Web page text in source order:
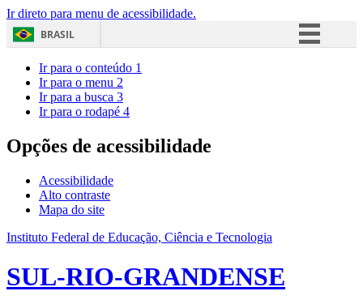
Ir direto para menu de acessibilidade.
BRASIL
Acesso à informação
Ir para o conteúdo 1
Ir para o menu 2
Ir para a busca 3
Ir para o rodapé 4
Opções de acessibilidade
Acessibilidade
Alto contraste
Mapa do site
Instituto Federal de Educação, Ciência e Tecnologia
SUL-RIO-GRANDENSE